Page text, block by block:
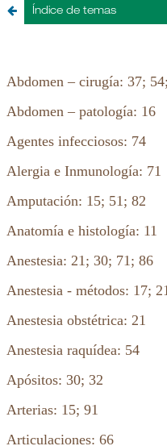
Índice de temas